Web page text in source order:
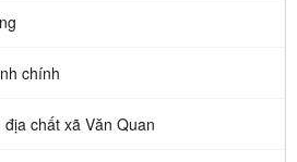
chính
chất xã Văn Quan